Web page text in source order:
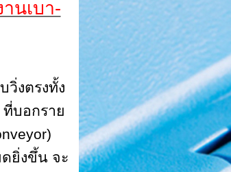
นเบา-
วิ่งตรงทั้ง
ที่บอกราย
ยิ่งขึ้น จะ